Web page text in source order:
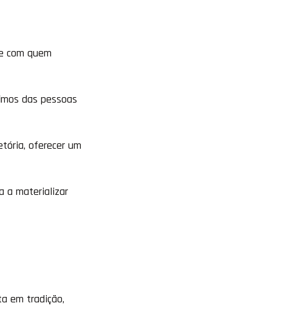
com quem
das pessoas
oferecer um
a materializar
em tradição,